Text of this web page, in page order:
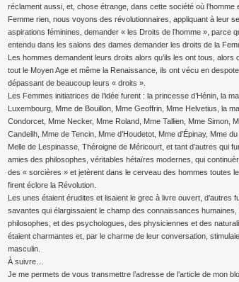
réclament aussi, et, chose étrange, dans cette société où l’homme
Femme rien, nous voyons des révolutionnaires, appliquant à leur
aspirations féminines, demander « les Droits de l’homme », parce
entendu dans les salons des dames demander les droits de la
Les hommes demandent leurs droits alors qu’ils les ont tous, alors
tout le Moyen Age et même la Renaissance, ils ont vécu en
dépassant de beaucoup leurs « droits ».
Les Femmes initiatrices de l’idée furent : la princesse d’Hénin, la
Luxembourg, Mme de Bouillon, Mme Geoffrin, Mme Helvetius, la
Condorcet, Mme Necker, Mme Roland, Mme Tallien, Mme Simon,
Candeilh, Mme de Tencin, Mme d’Houdetot, Mme d’Épinay, Mme du
Melle de Lespinasse, Théroigne de Méricourt, et tant d’autres qui
amies des philosophes, véritables hétaïres modernes, qui
des « sorcières » et jetèrent dans le cerveau des hommes toutes
firent éclore la Révolution.
Les unes étaient érudites et lisaient le grec à livre ouvert, d’autres
savantes qui élargissaient le champ des connaissances humaines,
philosophes, et des psychologues, des physiciennes et des
étaient charmantes et, par le charme de leur conversation,
masculin.
À suivre…
Je me permets de vous transmettre l’adresse de l’article de mon